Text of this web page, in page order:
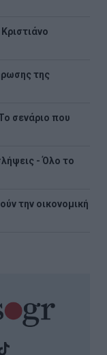
της
σενάριο που
- Όλο το
την οικονομική